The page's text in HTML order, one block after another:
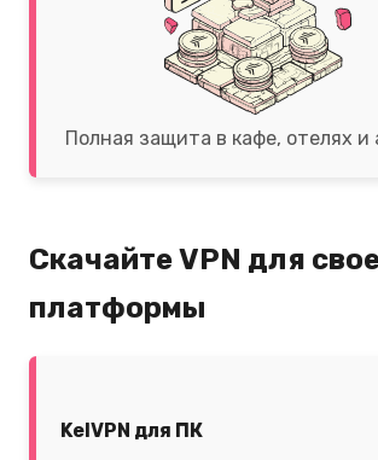
Полная защита в кафе, отелях и
Скачайте VPN для
платформы
KelVPN для ПК